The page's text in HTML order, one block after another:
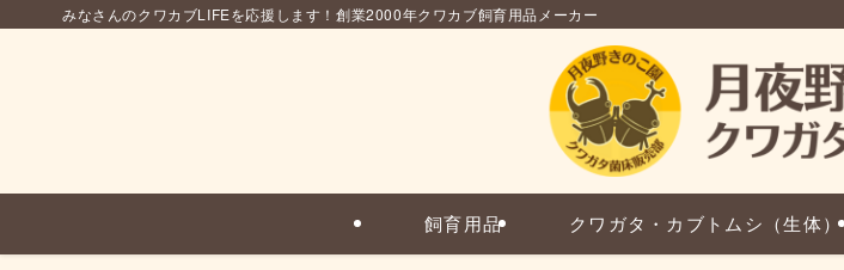
みなさんのクワカブLIFEを応援します！創業2000年クワカブ飼育用品メーカー
飼育用品 クワガタ・カブトムシ（生体）